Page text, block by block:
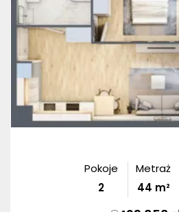
Pokoje
2
Metraż
44 m²